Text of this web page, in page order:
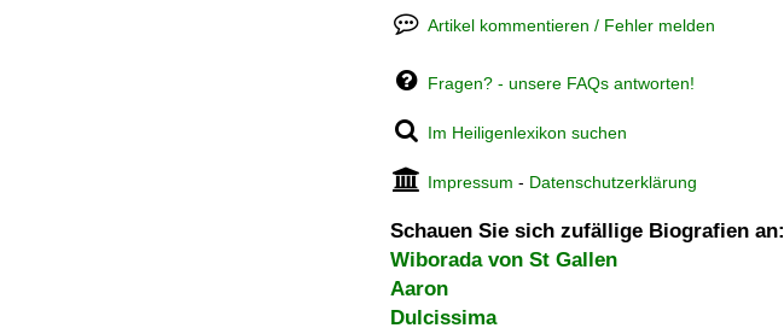
Artikel kommentieren / Fehler melden
Fragen? - unsere FAQs antworten!
Im Heiligenlexikon suchen
Impressum - Datenschutzerklärung
Schauen Sie sich zufällige Biografien an:
Wiborada von St Gallen
Aaron
Dulcissima